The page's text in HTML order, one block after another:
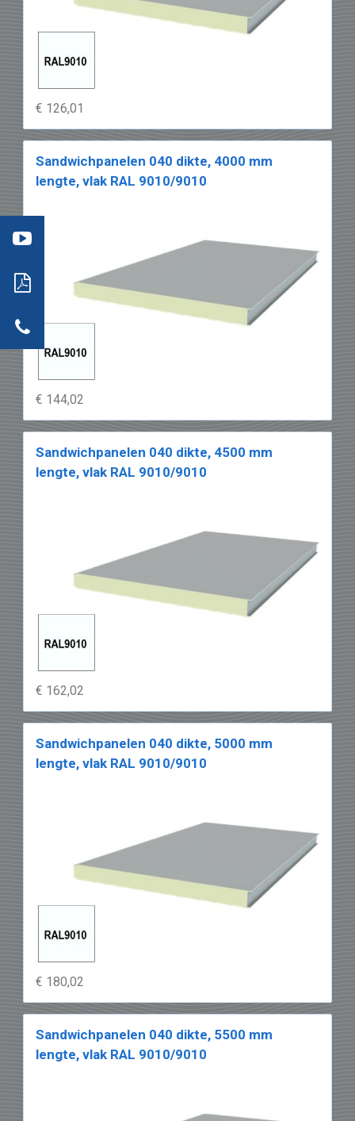
€ 126,01
Sandwichpanelen 040 dikte, 4000 mm
lengte, vlak RAL 9010/9010
€ 144,02
Sandwichpanelen 040 dikte, 4500 mm
lengte, vlak RAL 9010/9010
€ 162,02
Sandwichpanelen 040 dikte, 5000 mm
lengte, vlak RAL 9010/9010
€ 180,02
Sandwichpanelen 040 dikte, 5500 mm
lengte, vlak RAL 9010/9010